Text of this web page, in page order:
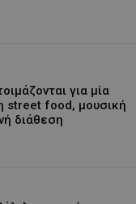
για μία
street food, μουσική
διάθεση